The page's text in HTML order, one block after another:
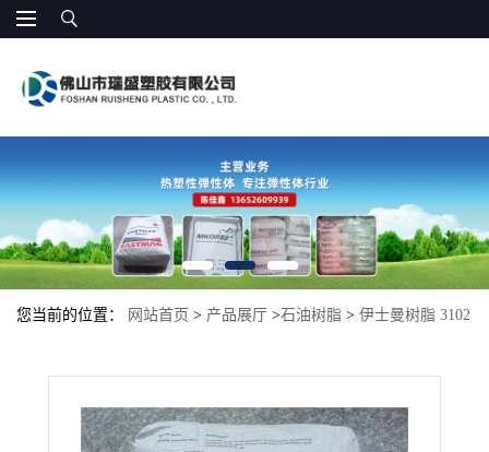
您当前的位置： 网站首页 > 产品展厅 >石油树脂 > 伊士曼树脂 3102